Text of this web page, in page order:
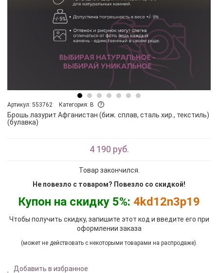
Артикул: 553762 Категория: B
Брошь лазурит Афганистан (биж. сплав, сталь хир., текстиль)
(булавка)
4 190 руб.
Товар закончился.
Не повезло с товаром? Повезло со скидкой!
Купон на скидку 5%: 4kd12n3p19
Чтобы получить скидку, запишите этот код и введите его при
оформлении заказа
(может не действовать с некоторыми товарами на распродаже).
Добавить в избранное